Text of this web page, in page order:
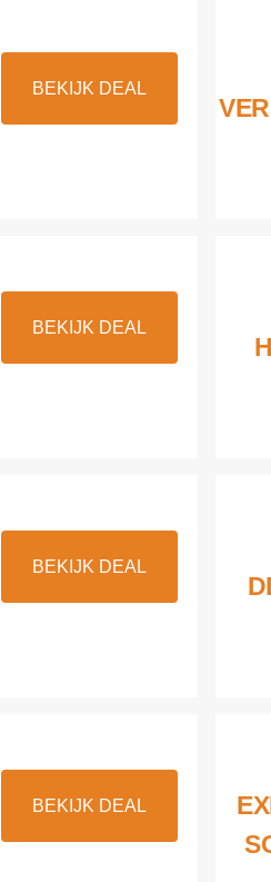
BEKIJK DEAL
BEKIJK DEAL
BEKIJK DEAL
BEKIJK DEAL